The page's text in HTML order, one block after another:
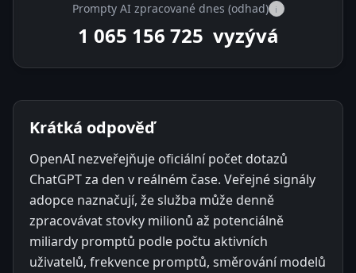
Prompty AI zpracované dnes (odhad) i
1 065 163 025 vyzývá
Krátká odpověď
OpenAI nezveřejňuje oficiální počet dotazů
ChatGPT za den v reálném čase. Veřejné signály
adopce naznačují, že služba může denně
zpracovávat stovky milionů až potenciálně
miliardy promptů podle počtu aktivních
uživatelů, frekvence promptů, směrování modelů